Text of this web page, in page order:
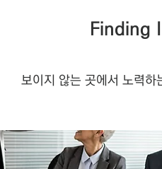
Finding
보이지 않는 곳에서 노력하